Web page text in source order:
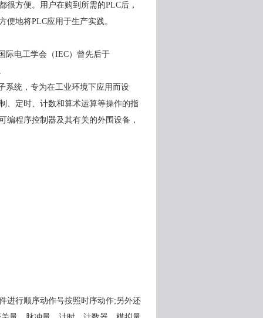
很方便。用户在购到所需的PLC后，
便地将PLC应用于生产实践。
际电工学会（IEC）曾先后于
系统，专为在工业环境下应用而设
、定时、计数和算术运算等操作的指
编程序控制器及其有关的外围设备，
进行顺序动作号按照时序动作; 另外还